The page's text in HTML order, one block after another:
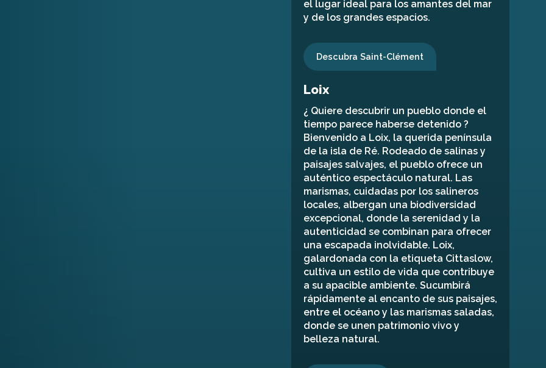
el lugar ideal para los amantes del mar
y de los grandes espacios.
Descubra Saint-Clément
Loix
¿ Quiere descubrir un pueblo donde el
tiempo parece haberse detenido ?
Bienvenido a Loix, la querida península
de la isla de Ré. Rodeado de salinas y
paisajes salvajes, el pueblo ofrece un
auténtico espectáculo natural. Las
marismas, cuidadas por los salineros
locales, albergan una biodiversidad
excepcional, donde la serenidad y la
autenticidad se combinan para ofrecer
una escapada inolvidable. Loix,
galardonada con la etiqueta Cittaslow,
cultiva un estilo de vida que contribuye
a su apacible ambiente. Sucumbirá
rápidamente al encanto de sus paisajes,
entre el océano y las marismas saladas,
donde se unen patrimonio vivo y
belleza natural.